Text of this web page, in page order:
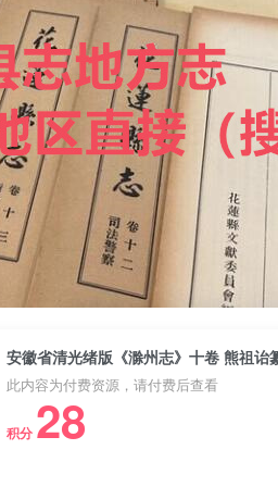
安徽省清光绪版《滁州志》十卷 熊祖诒
此内容为付费资源，请付费后查看
积分 28